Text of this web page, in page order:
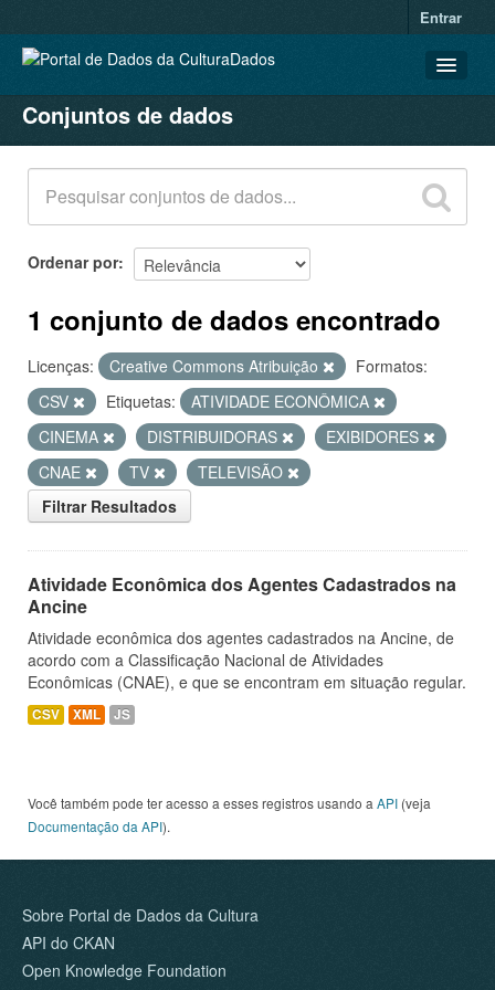
Entrar
CONJUNTOS DE DADOS
ORGANIZAÇÕES
GRUPOS
SOBRE
Conjuntos de dados
Ordenar por
1 conjunto de dados encontrado
Licenças: Creative Commons Atribuição
Formatos:
CSV
Etiquetas:
ATIVIDADE ECONÔMICA
CINEMA
DISTRIBUIDORAS
EXIBIDORES
CNAE
TV
TELEVISÃO
Filtrar Resultados
Atividade Econômica dos Agentes Cadastrados na
Ancine
Atividade econômica dos agentes cadastrados na Ancine, de
acordo com a Classificação Nacional de Atividades
Econômicas (CNAE), e que se encontram em situação regular.
CSV XML JS
Você também pode ter acesso a esses registros usando a API (veja
Documentação da API).
Sobre Portal de Dados da Cultura
API do CKAN
Open Knowledge Foundation